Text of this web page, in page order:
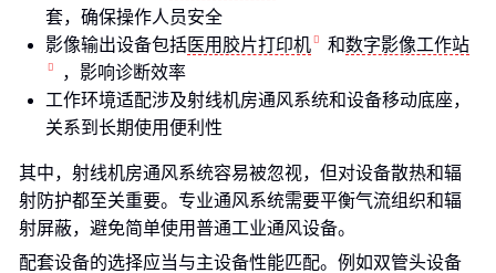
套，确保操作人员安全
影像输出设备包括医用胶片打印机 和数字影像工作站
，影响诊断效率
工作环境适配涉及射线机房通风系统和设备移动底座，
关系到长期使用便利性
其中，射线机房通风系统容易被忽视，但对设备散热和辐
射防护都至关重要。专业通风系统需要平衡气流组织和辐
射屏蔽，避免简单使用普通工业通风设备。
配套设备的选择应当与主设备性能匹配。例如双管头设备